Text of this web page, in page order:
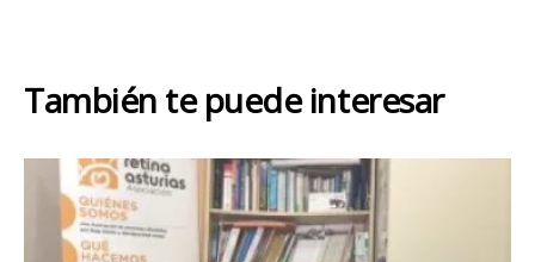
También te puede interesar